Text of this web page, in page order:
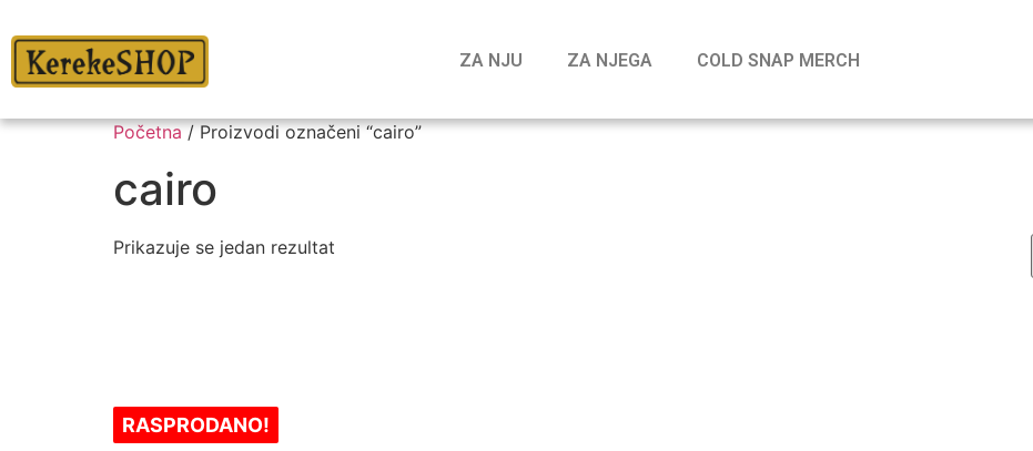
ZA NJU ZA NJEGA COLD SNAP MERCH
Početna/ Proizvodi označeni “cairo”
cairo
Prikazuje se jedan rezultat
RASPRODANO!